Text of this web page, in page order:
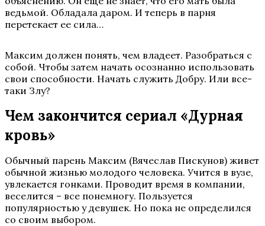
ведьмой. Обладала даром. И теперь в парня
перетекает ее сила…
Максим должен понять, чем владеет. Разобраться с
собой. Чтобы затем начать осознанно использовать
свои способности. Начать служить Добру. Или все-
таки Злу?
Чем закончится сериал «Дурная
кровь»
Обычный парень Максим (Вячеслав Пискунов) живет
обычной жизнью молодого человека. Учится в вузе,
увлекается гонками. Проводит время в компании,
веселится – все понемногу. Пользуется
популярностью у девушек. Но пока не определился
со своим выбором.